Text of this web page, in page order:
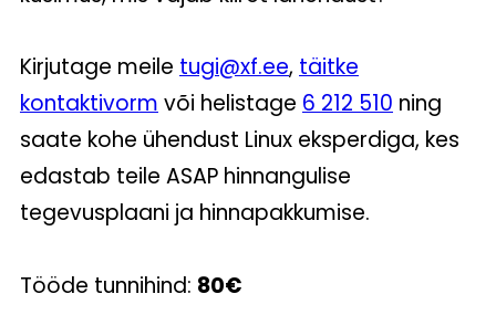
Kirjutage meile tugi@xf.ee, täitke
kontaktivorm või helistage 6 212 510 ning
saate kohe ühendust Linux eksperdiga, kes
edastab teile ASAP hinnangulise
tegevusplaani ja hinnapakkumise.
Tööde tunnihind: 80€